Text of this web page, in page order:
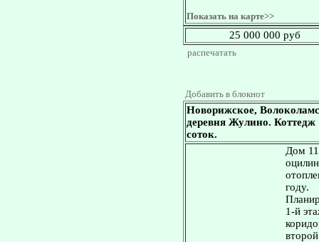
Показать на карте>>
25 000 000 руб
распечатать
Добавить в блокнот
Новорижское,
деревня Жулино. Коттедж
соток.
Дом
году.
1-й